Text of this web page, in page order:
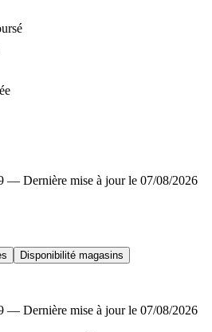
— Dernière mise à jour le 07/08/2026
Disponibilité magasins
— Dernière mise à jour le 07/08/2026